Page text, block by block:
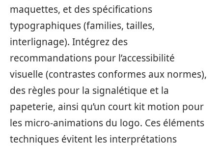
maquettes, et des spécifications
typographiques (families, tailles,
interlignage). Intégrez des
recommandations pour l’accessibilité
visuelle (contrastes conformes aux normes),
des règles pour la signalétique et la
papeterie, ainsi qu’un court kit motion pour
les micro-animations du logo. Ces éléments
techniques évitent les interprétations